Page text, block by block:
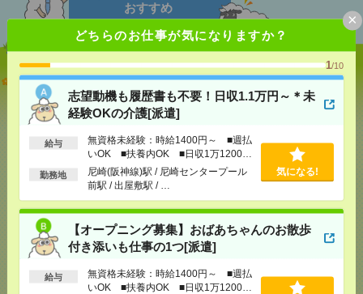
どちらのお仕事が気になりますか？
1/10
志望動機も履歴書も不要！日収1.1万円～＊未
経験OKの介護[派遣]
給与
無資格未経験：時給1400円～ ■週払
いOK ■扶養内OK ■日収1万1200円
以上
勤務地
尼崎(阪神線)駅 / 尼崎センタープール
前駅 / 出屋敷駅 / …
気になる!
【オープニング募集】おばあちゃんのお散歩
付き添いも仕事の1つ[派遣]
給与
無資格未経験：時給1400円～ ■週払
いOK ■扶養内OK ■日収1万1200円
×
おすすめ
志望動機も履歴書も不要！日収1.1万円～＊未経験OK
の介護[派遣]
[給 与]無資格未経験：時給1400円～ ■週払い
OK ■扶養内OK ■日収1万1200円以上
交通費全額支給
[勤務地]尼崎(阪神線)駅/尼崎センタープール前駅/
気になる！
【オープニング募集】おばあちゃんのお散歩付き添
いも仕事の1つ[派遣]
[給 与]無資格未経験：時給1400円～ ■週払い
OK ■扶養内OK ■日収1万1200円以上